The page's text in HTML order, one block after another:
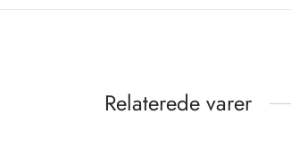
Relaterede varer